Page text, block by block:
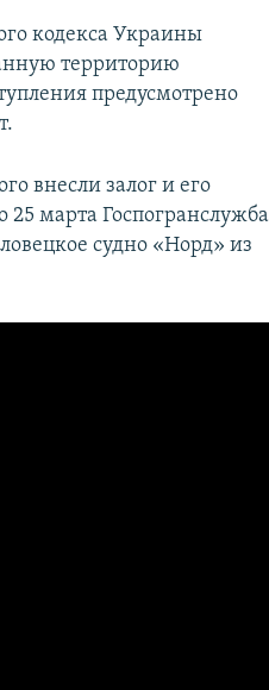
кодекса Украины
территорию
предусмотрено
внесли залог и его
марта Госпогранслужба
судно «Норд» из